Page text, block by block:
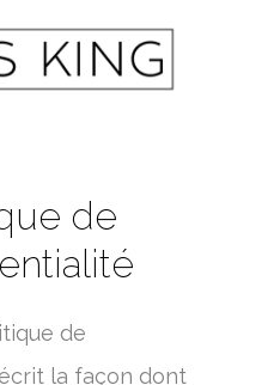
de
de
la façon dont